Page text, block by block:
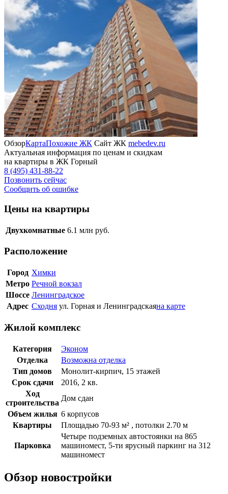
ОбзорКартаПохожие ЖК Сайт ЖК mebedev.ru
Актуальная информация по ценам и скидкам
на квартиры в ЖК Горный
8 (495) 431-88-22
Позвонить сейчас
Сообщить об ошибке
Цены на квартиры
Двухкомнатные 6.1 млн руб.
Расположение
Город Химки
Метро Речной вокзал
Шоссе Ленинградское
Адрес Сходня ул. Горная и Ленинградскаяна карте
Жилой комплекс
Категория
Эконом
Отделка
Возможна отделка
Тип домов
Монолит-кирпич, 15 этажей
Срок сдачи
2016, 2 кв.
Ход
строительства
Дом сдан
Объем жилья 6 корпусов
Квартиры
Площадью 70-93 м² , потолки 2.70 м
Парковка
Четыре подземных автостоянки на 865
машиномест, 5-ти ярусный паркинг на 312
машиномест
Обзор новостройки